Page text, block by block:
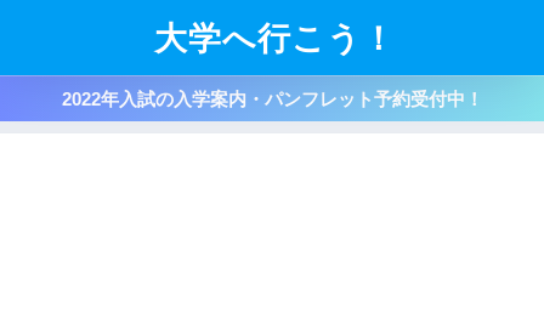
大学へ行こう！
2022年入試の入学案内・パンフレット予約受付中！